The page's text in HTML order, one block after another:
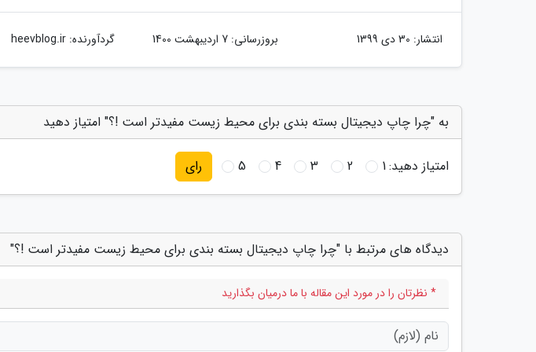
انتشار: 30 دی 1399 بروزرسانی: 7 اردیبهشت 1400 گردآورنده:heevblog.ir
به "چرا چاپ دیجیتال بسته بندی برای محیط زیست مفیدتر است !؟" امتیاز دهید
امتیاز دهید:1
2
3
4
5 رای
دیدگاه های مرتبط با "چرا چاپ دیجیتال بسته بندی برای محیط زیست مفیدتر است !؟"
* نظرتان را در مورد این مقاله با ما درمیان بگذارید